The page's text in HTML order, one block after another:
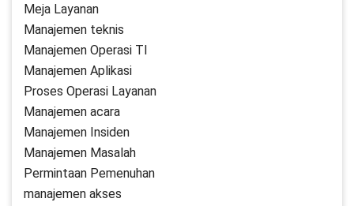
Meja Layanan
Manajemen teknis
Manajemen Operasi TI
Manajemen Aplikasi
Proses Operasi Layanan
Manajemen acara
Manajemen Insiden
Manajemen Masalah
Permintaan Pemenuhan
manajemen akses